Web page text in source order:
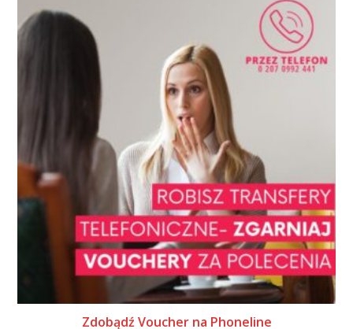
Zdobądź Voucher na Phoneline